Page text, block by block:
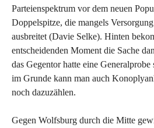
Parteienspektrum vor dem neuen
Doppelspitze, die mangels
ausbreitet (Davie Selke). Hinten
entscheidenden Moment die Sache
das Gegentor hatte eine
im Grunde kann man auch
noch dazuzählen.
Gegen Wolfsburg durch die Mitte